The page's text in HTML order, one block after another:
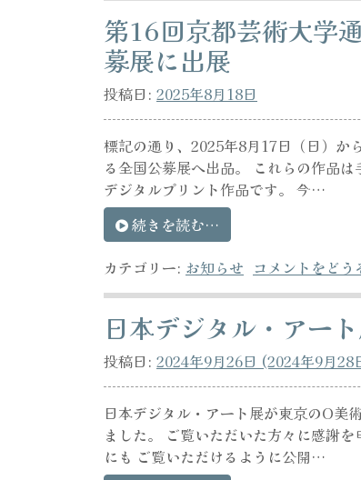
第16回京都芸術大学
募展に出展
投稿日: 2025年8月18日
標記の通り、2025年8月17日（日）か
る全国公募展へ出品。 これらの作品
デジタルプリント作品です。 今…
続きを読む…
カテゴリー: お知らせ コメントをどう
日本デジタル・アー
投稿日: 2024年9月26日 (2024年9月28
日本デジタル・アート展が東京のO美
ました。 ご覧いただいた方々に感謝
にも ご覧いただけるように公開…